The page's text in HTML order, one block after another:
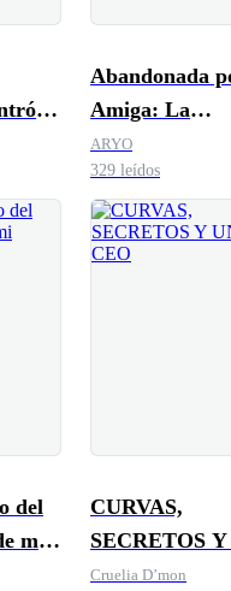
Abandonada
Amiga: La
Venganza de la
Novia
ARYO
329 leídos
del
mi
CURVAS,
SECRETOS Y
CEO
Cruelia D’mon